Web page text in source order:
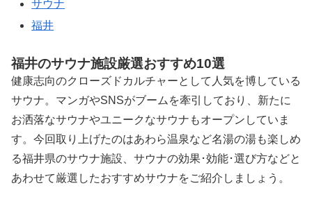
サウナ
福井
福井のサウナ施設厳選おすすめ10選
健康志向のクローズドカルチャーとして人気を博している
サウナ。マンガやSNSがブームを牽引しており、新たに
お洒落なサウナやユニークなサウナもオープンしていま
す。今回取り上げたのはあわら温泉など名湯の湯も楽しめ
る福井県のサウナ施設、サウナの効果･効能･選び方などと
あわせて厳選したおすすめサウナをご紹介しましょう。